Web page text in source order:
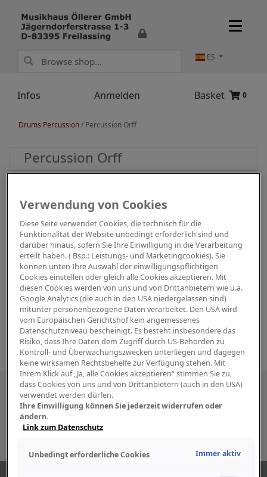
Infos Anmelden Basket 0
ES
Drums Percussion/ Percussion Orff
Percussion Orff
Besuchen Sie uns auch in den sozialen
Medien
Verwendung von Cookies
Diese Seite verwendet Cookies, die technisch für die
Funktionalität der Website unbedingt erforderlich sind und
darüber hinaus, sofern Sie Ihre Einwilligung in die Verarbeitung
erteilt haben. ( Bsp.: Leistungs- und Marketingcookies). Sie
können unten Ihre Auswahl der einwilligungspflichtigen
Cookies einstellen oder gleich alle Cookies akzeptieren. Mit
diesen Cookies werden von uns und von Drittanbietern wie u.a.
Google Analytics (die auch in den USA niedergelassen sind)
mitunter personenbezogene Daten verarbeitet. Den USA wird
vom Europäischen Gerichtshof kein angemessenes
Datenschutzniveau bescheinigt. Es besteht insbesondere das
Risiko, dass Ihre Daten dem Zugriff durch US-Behörden zu
Kontroll- und Überwachungszwecken unterliegen und dagegen
keine wirksamen Rechtsbehelfe zur Verfügung stehen. Mit
Ihrem Klick auf „Ja, alle Cookies akzeptieren“ stimmen Sie zu,
dass Cookies von uns und von Drittanbietern (auch in den USA)
verwendet werden dürfen.
Ihre Einwilligung können Sie jederzeit widerrufen oder
ändern.
Link zum Datenschutz
Unbedingt erforderliche Cookies Immer aktiv